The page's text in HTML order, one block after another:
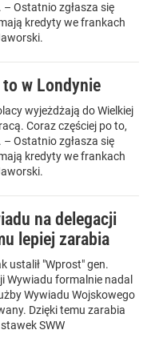
– Ostatnio zgłasza się
kredyty we frankach
w Londynie
wyjeżdżają do Wielkiej
Coraz częściej po to,
– Ostatnio zgłasza się
kredyty we frankach
na delegacji
lepiej zarabia
ustalił "Wprost" gen.
Wywiadu formalnie nadal
Wywiadu Wojskowego
Dzięki temu zarabia
SWW